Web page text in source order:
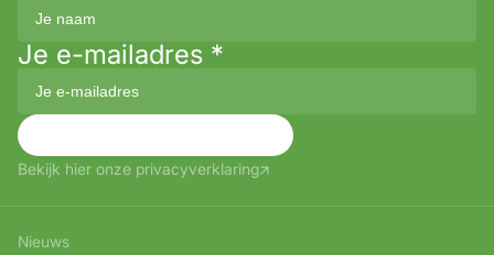
Je e-mailadres *
Bekijk hier onze privacyverklaring
Nieuws